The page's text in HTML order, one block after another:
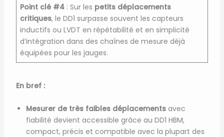
Point clé #4: Sur les petits déplacements
critiques, le DD1 surpasse souvent les capteurs
inductifs ou LVDT en répétabilité et en simplicité
d’intégration dans des chaînes de mesure déjà
équipées pour les jauges.
En bref :
Mesurer de très faibles déplacementsavec
fiabilité devient accessible grâce au DD1 HBM,
compact, précis et compatible avec la plupart des